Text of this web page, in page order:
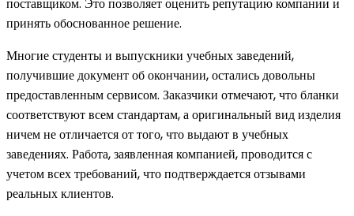
поставщиком. Это позволяет оценить репутацию компании и
принять обоснованное решение.
Многие студенты и выпускники учебных заведений,
получившие документ об окончании, остались довольны
предоставленным сервисом. Заказчики отмечают, что бланки
соответствуют всем стандартам, а оригинальный вид изделия
ничем не отличается от того, что выдают в учебных
заведениях. Работа, заявленная компанией, проводится с
учетом всех требований, что подтверждается отзывами
реальных клиентов.